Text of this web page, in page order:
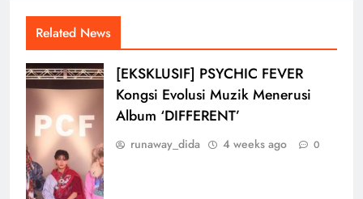
Related News
[EKSKLUSIF] PSYCHIC FEVER
Kongsi Evolusi Muzik Menerusi
Album ‘DIFFERENT’
runaway_dida 4 weeks ago 0